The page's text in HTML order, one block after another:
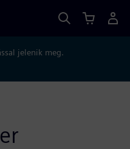
jelenik meg.